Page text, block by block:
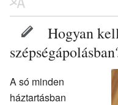
Hogyan
A só minden
háztartásban